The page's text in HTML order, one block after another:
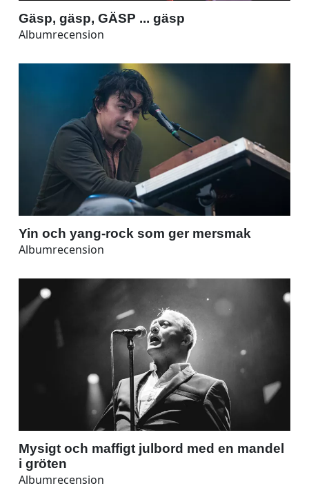
Gäsp, gäsp, GÄSP ... gäsp
Albumrecension
Yin och yang-rock som ger mersmak
Albumrecension
Mysigt och maffigt julbord med en mandel
i gröten
Albumrecension